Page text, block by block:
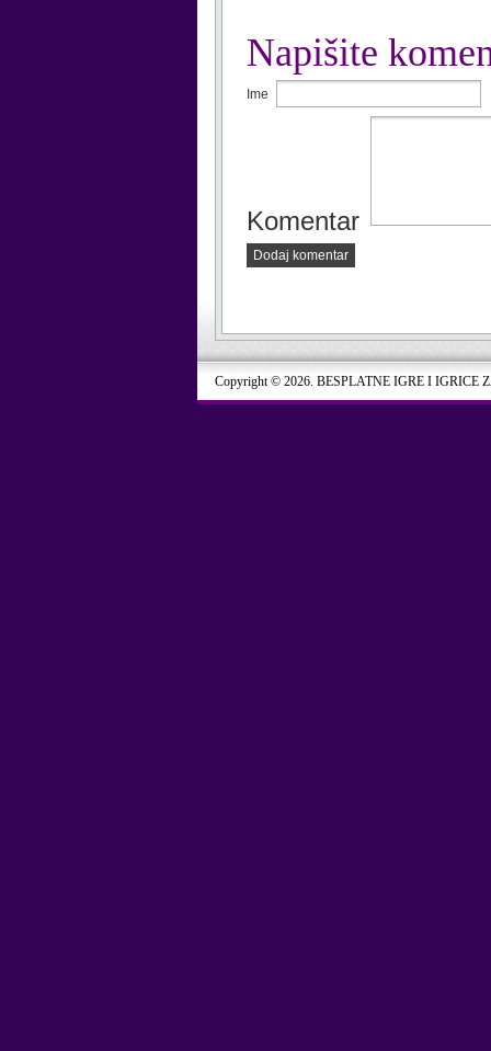
Napišite
Ime
Komentar
Dodaj komentar
Copyright © 2026. BESPLATNE IGRE I IGRICE